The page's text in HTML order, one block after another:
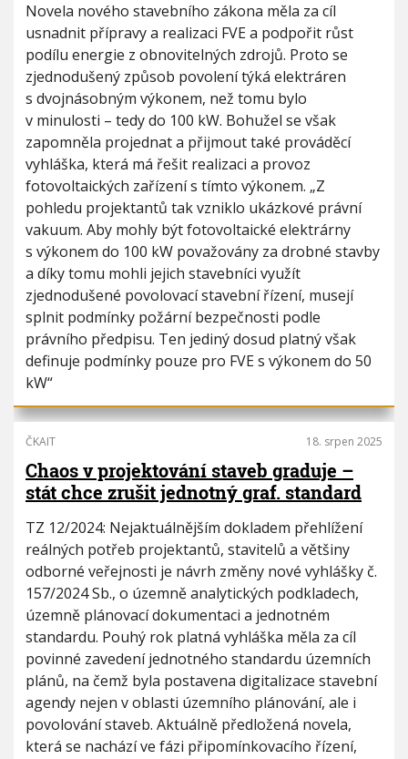
Novela nového stavebního zákona měla za cíl
usnadnit přípravy a realizaci FVE a podpořit růst
podílu energie z obnovitelných zdrojů. Proto se
zjednodušený způsob povolení týká elektráren
s dvojnásobným výkonem, než tomu bylo
v minulosti – tedy do 100 kW. Bohužel se však
zapomněla projednat a přijmout také prováděcí
vyhláška, která má řešit realizaci a provoz
fotovoltaických zařízení s tímto výkonem. „Z
pohledu projektantů tak vzniklo ukázkové právní
vakuum. Aby mohly být fotovoltaické elektrárny
s výkonem do 100 kW považovány za drobné stavby
a díky tomu mohli jejich stavebníci využít
zjednodušené povolovací stavební řízení, musejí
splnit podmínky požární bezpečnosti podle
právního předpisu. Ten jediný dosud platný však
definuje podmínky pouze pro FVE s výkonem do 50
kW“
ČKAIT 18. srpen 2025
Chaos v projektování staveb graduje –
stát chce zrušit jednotný graf. standard
TZ 12/2024: Nejaktuálnějším dokladem přehlížení
reálných potřeb projektantů, stavitelů a většiny
odborné veřejnosti je návrh změny nové vyhlášky č.
157/2024 Sb., o územně analytických podkladech,
územně plánovací dokumentaci a jednotném
standardu. Pouhý rok platná vyhláška měla za cíl
povinné zavedení jednotného standardu územních
plánů, na čemž byla postavena digitalizace stavební
agendy nejen v oblasti územního plánování, ale i
povolování staveb. Aktuálně předložená novela,
která se nachází ve fázi připomínkovacího řízení,